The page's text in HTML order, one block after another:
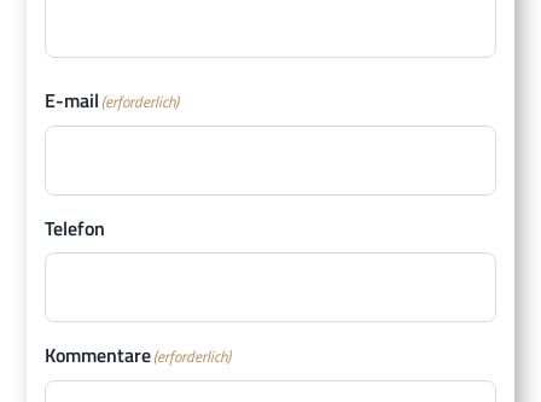
E-mail (erforderlich)
Telefon
Kommentare(erforderlich)